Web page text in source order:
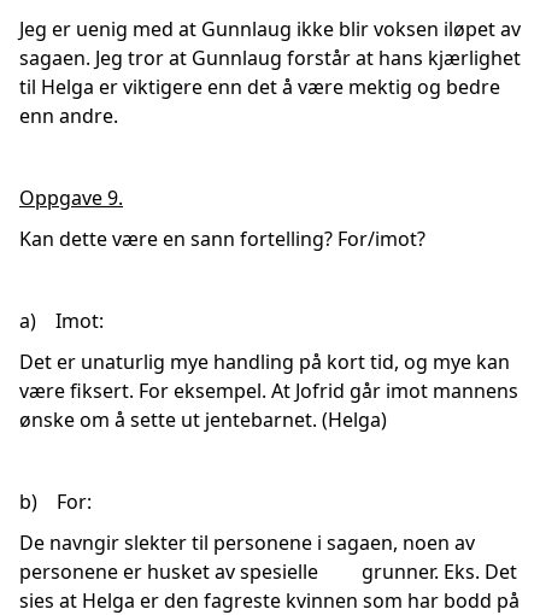
Jeg er uenig med at Gunnlaug ikke blir voksen iløpet av
sagaen. Jeg tror at Gunnlaug forstår at hans kjærlighet
til Helga er viktigere enn det å være mektig og bedre
enn andre.
Oppgave 9.
Kan dette være en sann fortelling? For/imot?
a) Imot:
Det er unaturlig mye handling på kort tid, og mye kan
være fiksert. For eksempel. At Jofrid går imot mannens
ønske om å sette ut jentebarnet. (Helga)
b) For:
De navngir slekter til personene i sagaen, noen av
personene er husket av spesielle grunner. Eks. Det
sies at Helga er den fagreste kvinnen som har bodd på